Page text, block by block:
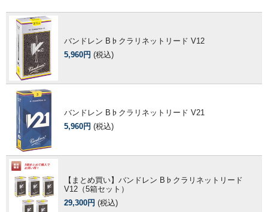
バンドレン B♭クラリネットリード V12
5,960円 (税込)
バンドレン B♭クラリネットリード V21
5,960円 (税込)
【まとめ買い】バンドレン B♭クラリネットリード
V12（5箱セット）
29,300円 (税込)